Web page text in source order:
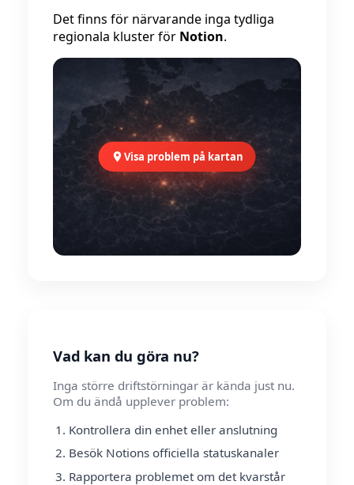
Det finns för närvarande inga tydliga
regionala kluster för Notion.
Visa problem på kartan
Vad kan du göra nu?
Inga större driftstörningar är kända just nu.
Om du ändå upplever problem:
Kontrollera din enhet eller anslutning
Besök Notions officiella statuskanaler
Rapportera problemet om det kvarstår